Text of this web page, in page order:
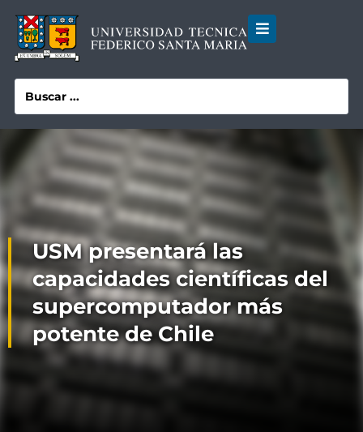
USM presentará las
capacidades científicas del
supercomputador más
potente de Chile